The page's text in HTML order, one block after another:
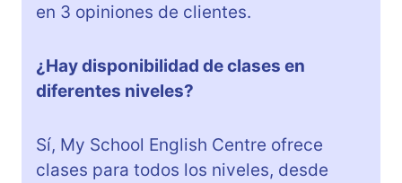
en 3 opiniones de clientes.
¿Hay disponibilidad de clases en
diferentes niveles?
Sí, My School English Centre ofrece
clases para todos los niveles, desde